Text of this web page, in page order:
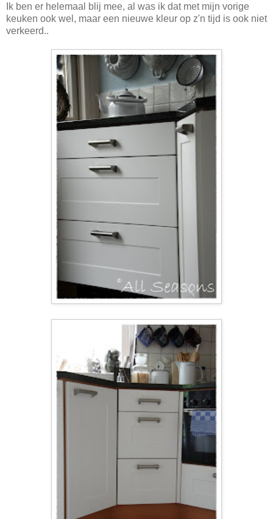
Ik ben er helemaal blij mee, al was ik dat met mijn vorige
keuken ook wel, maar een nieuwe kleur op z'n tijd is ook niet
verkeerd..